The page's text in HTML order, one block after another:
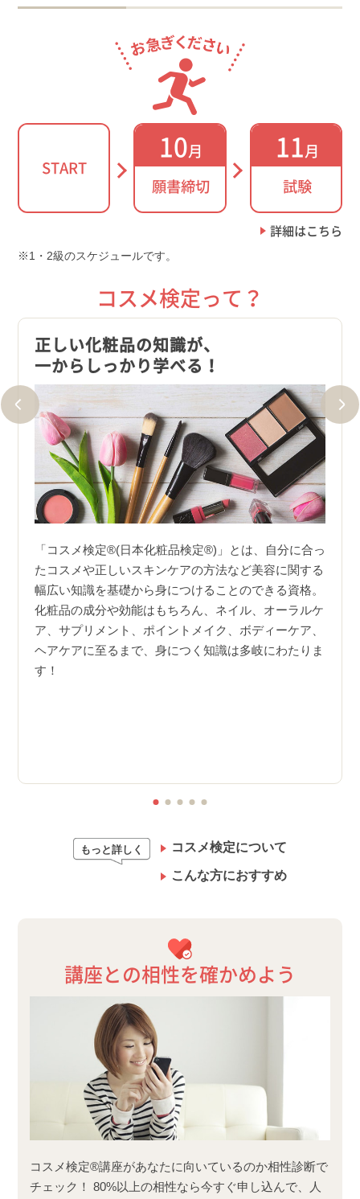
START
10月
願書締切
11月
試験
詳細はこちら
1・2級のスケジュールです。
コスメ検定って？
正しい化粧品の知識が、
一からしっかり学べる！
「コスメ検定®(日本化粧品検定®)」とは、自分に合っ
たコスメや正しいスキンケアの方法など美容に関する
幅広い知識を基礎から身につけることのできる資格。
化粧品の成分や効能はもちろん、ネイル、オーラルケ
ア、サプリメント、ポイントメイク、ボディーケア、
ヘアケアに至るまで、身につく知識は多岐にわたりま
す！
もっと詳しく コスメ検定について
こんな方におすすめ
講座との相性を確かめよう
コスメ検定®講座があなたに向いているのか相性診断で
チェック！ 80%以上の相性なら今すぐ申し込んで、人